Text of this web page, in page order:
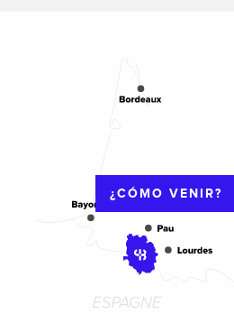
¿CÓMO VENIR?